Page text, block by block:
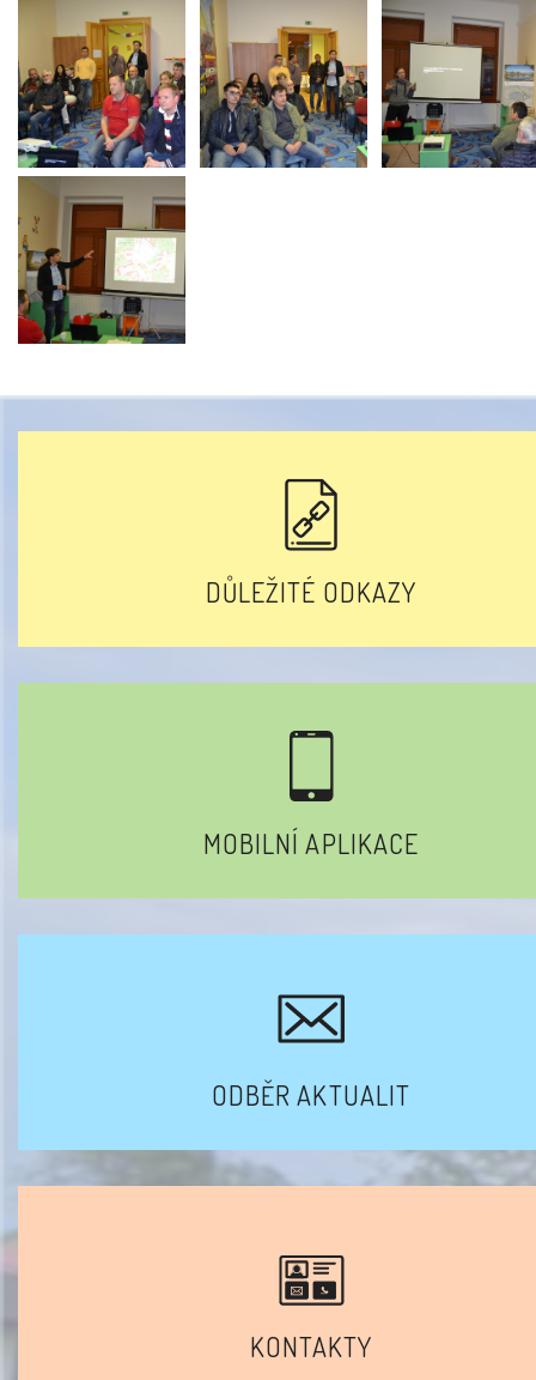
DŮLEŽITÉ ODKAZY
MOBILNÍ APLIKACE
ODBĚR AKTUALIT
KONTAKTY